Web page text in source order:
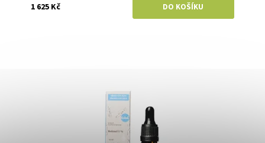
1 625 Kč